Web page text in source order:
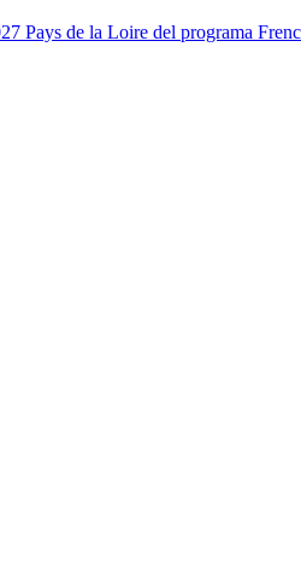
Pays de la Loire del programa